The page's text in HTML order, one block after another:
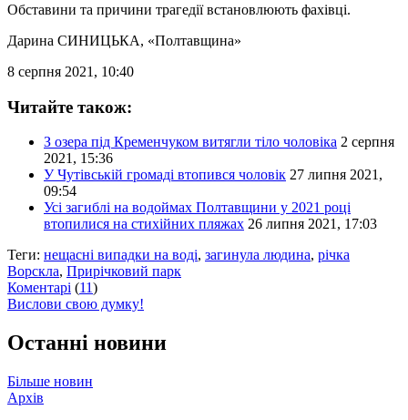
Обставини та причини трагедії встановлюють фахівці.
Дарина СИНИЦЬКА, «Полтавщина»
8 серпня 2021, 10:40
Читайте також:
З озера під Кременчуком витягли тіло чоловіка 2 серпня
2021, 15:36
У Чутівській громаді втопився чоловік 27 липня 2021,
09:54
Усі загиблі на водоймах Полтавщини у 2021 році
втопилися на стихійних пляжах 26 липня 2021, 17:03
Теги: нещасні випадки на воді, загинула людина, річка
Ворскла, Прирічковий парк
Коментарі (11)
Вислови свою думку!
Останні новини
Більше новин
Архів